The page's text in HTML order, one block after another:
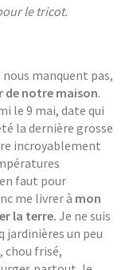
le tricot.
manquent pas,
de notre maison.
le 9 mai, date qui
la dernière grosse
incroyablement
faut pour
me livrer à mon
la terre. Je ne suis
jardinières un peu
chou frisé,